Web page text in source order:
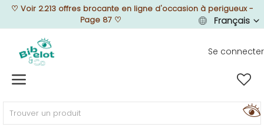
♡ Voir 2.213 offres brocante en ligne d'occasion à perigueux -
Page 87♡ Français
Se connecter
Home